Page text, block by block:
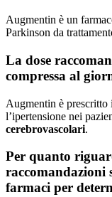
Augmentin è un
Parkinson da
La dose
compressa al
Augmentin è prescritto
l’ipertensione nei
cerebrovascolari.
Per quanto
raccomandazioni
farmaci per